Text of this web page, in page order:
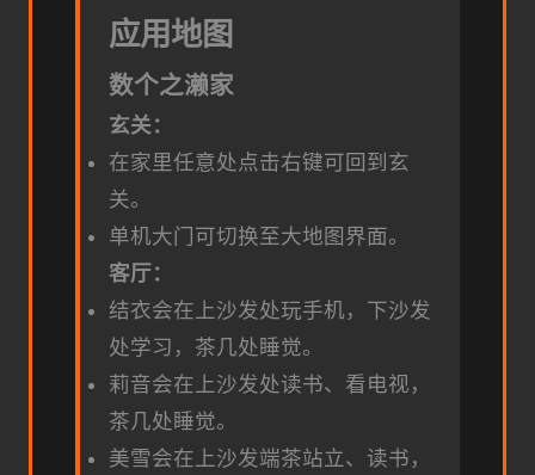
应用地图
数个之濑家
玄关：
在家里任意处点击右键可回到玄
关。
单机大门可切换至大地图界面。
客厅：
结衣会在上沙发处玩手机，下沙发
处学习，茶几处睡觉。
莉音会在上沙发处读书、看电视，
茶几处睡觉。
美雪会在上沙发端茶站立、读书，